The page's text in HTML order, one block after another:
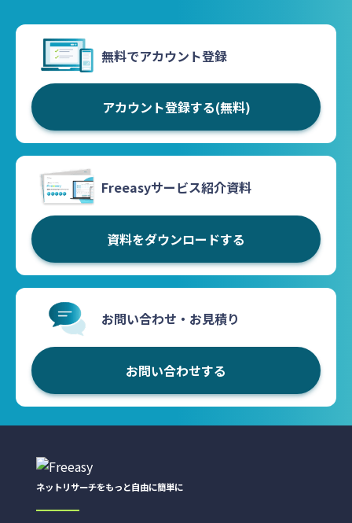
無料でアカウント登録
アカウント登録する(無料)
Freeasyサービス紹介資料
資料をダウンロードする
お問い合わせ・お見積り
お問い合わせする
ネットリサーチをもっと自由に簡単に